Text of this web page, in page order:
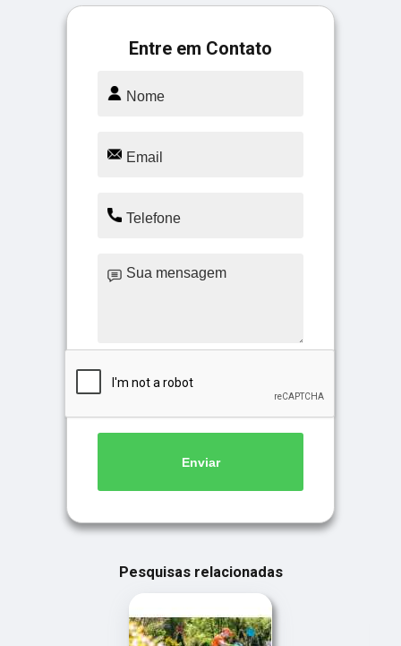
Entre em Contato
Enviar
Pesquisas relacionadas